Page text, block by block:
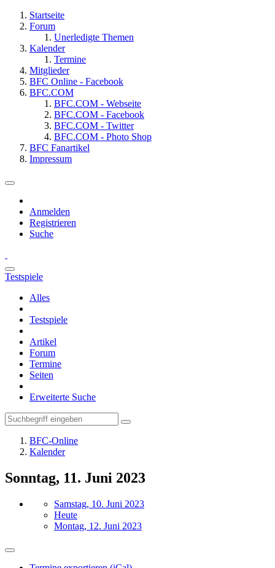
Startseite
Forum
Unerledigte Themen
Kalender
Termine
Mitglieder
BFC Online - Facebook
BFC.COM
BFC.COM - Webseite
BFC.COM - Facebook
BFC.COM - Twitter
BFC.COM - Photo Shop
BFC Fanartikel
Impressum
Anmelden
Registrieren
Suche
Testspiele
Alles
Testspiele
Artikel
Forum
Termine
Seiten
Erweiterte Suche
BFC-Online
Kalender
Sonntag, 11. Juni 2023
Samstag, 10. Juni 2023
Heute
Montag, 12. Juni 2023